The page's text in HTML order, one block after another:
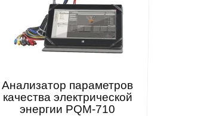
Анализатор параметров
качества электрической
энергии PQM-710